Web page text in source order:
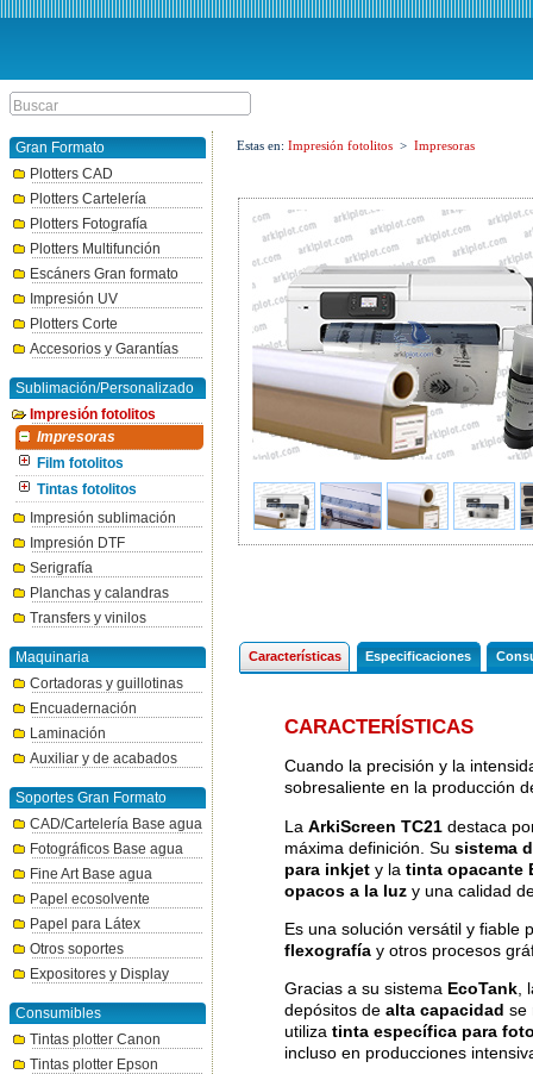
Gran Formato
Plotters CAD
Plotters Cartelería
Plotters Fotografía
Plotters Multifunción
Escáners Gran formato
Impresión UV
Plotters Corte
Accesorios y Garantías
Sublimación/Personalizado
Impresión fotolitos
Impresoras
Film fotolitos
Tintas fotolitos
Impresión sublimación
Impresión DTF
Serigrafía
Planchas y calandras
Transfers y vinilos
Maquinaria
Cortadoras y guillotinas
Encuadernación
Laminación
Auxiliar y de acabados
Soportes Gran Formato
CAD/Cartelería Base agua
Fotográficos Base agua
Fine Art Base agua
Papel ecosolvente
Papel para Látex
Otros soportes
Expositores y Display
Consumibles
Tintas plotter Canon
Tintas plotter Epson
Estas en: Impresión fotolitos > Impresoras
Características Especificaciones
CARACTERÍSTICAS
Cuando la precisión y la
sobresaliente en la producción
La ArkiScreen TC21destaca
máxima definición. Su sistema
para inkjety la tinta opacante
opacos a la luzy una calidad
Es una solución versátil y fiable
flexografíay otros procesos
Gracias a su sistema EcoTank,
depósitos de alta capacidad se
utiliza tinta específica para
incluso en producciones